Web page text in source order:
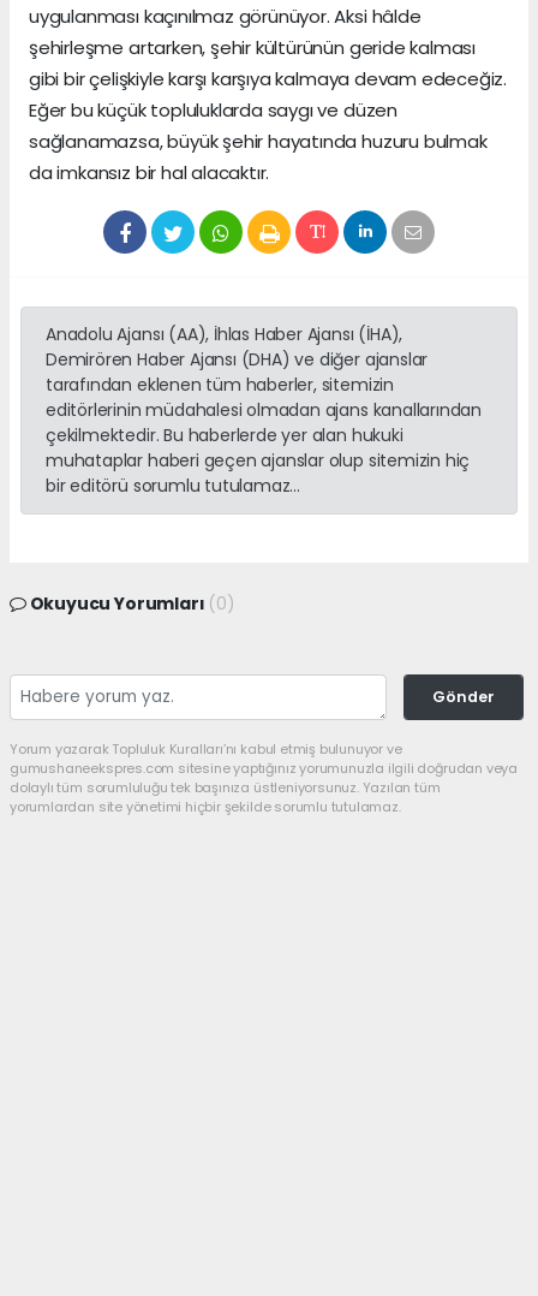
uygulanması kaçınılmaz görünüyor. Aksi hâlde
şehirleşme artarken, şehir kültürünün geride kalması
gibi bir çelişkiyle karşı karşıya kalmaya devam edeceğiz.
Eğer bu küçük topluluklarda saygı ve düzen
sağlanamazsa, büyük şehir hayatında huzuru bulmak
da imkansız bir hal alacaktır.
Anadolu Ajansı (AA), İhlas Haber Ajansı (İHA),
Demirören Haber Ajansı (DHA) ve diğer ajanslar
tarafından eklenen tüm haberler, sitemizin
editörlerinin müdahalesi olmadan ajans kanallarından
çekilmektedir. Bu haberlerde yer alan hukuki
muhataplar haberi geçen ajanslar olup sitemizin hiç
bir editörü sorumlu tutulamaz...
Okuyucu Yorumları (0)
Gönder
Yorum yazarak Topluluk Kuralları’nı kabul etmiş bulunuyor ve
gumushaneekspres.com sitesine yaptığınız yorumunuzla ilgili doğrudan veya
dolaylı tüm sorumluluğu tek başınıza üstleniyorsunuz. Yazılan tüm
yorumlardan site yönetimi hiçbir şekilde sorumlu tutulamaz.